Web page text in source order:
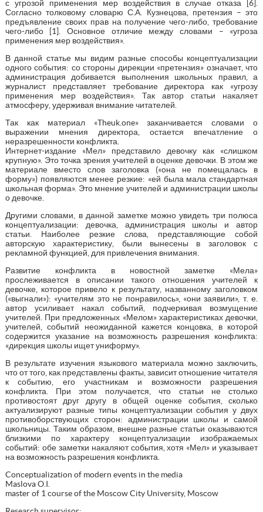
с угрозой применения мер воздействия в случае отказа [6].
Согласно толковому словарю С.А. Кузнецова, претензия – это
предъявление своих прав на получение чего-либо, требование
чего-либо [1]. Основное отличие между словами – «угроза
применения мер воздействия».
В данной статье мы видим разные способы концептуализации
одного события: со стороны дирекции «претензия» означает, что
администрация добивается выполнения школьных правил, а
журналист представляет требование директора как «угрозу
применения мер воздействия». Так автор статьи накаляет
атмосферу, удерживая внимание читателей.
Так как материал «Theuk.one» заканчивается словами о
выражении мнения директора, остается впечатление о
неразрешенности конфликта.
Интернет-издание «Мел» представило девочку как «слишком
крупную». Это точка зрения учителей в оценке девочки. В этом же
материале вместо слов заголовка («она не помещалась в
форму») появляются менее резкие: «ей была мала стандартная
школьная форма». Это мнение учителей и администрации школы
о девочке.
Другими словами, в данной заметке можно увидеть три полюса
концептуализации: девочка, администрация школы и автор
статьи. Наиболее резкие слова, представляющие собой
авторскую характеристику, были вынесены в заголовок с
рекламной функцией, для привлечения внимания.
Развитие конфликта в новостной заметке «Мела»
прослеживается в описании такого отношения учителей к
девочке, которое привело к результату, названному заголовком
(«выгнали»): «учителям это не понравилось», «они заявили», т. е.
автор усиливает накал событий, подчеркивая возмущение
учителей. При предложенных «Мелом» характеристиках девочки,
учителей, событий неожиданной кажется концовка, в которой
содержится указание на возможность разрешения конфликта:
«дирекция школы ищет униформу».
В результате изучения языкового материала можно заключить,
что от того, как представлены факты, зависит отношение читателя
к событию, его участникам и возможности разрешения
конфликта. При этом получается, что статьи не столько
противостоят друг другу в общей оценке события, сколько
актуализируют разные типы концептуализации события у двух
противоборствующих сторон: администрации школы и самой
школьницы. Таким образом, внешне разные статьи оказываются
близкими по характеру концептуализации изображаемых
событий: обе заметки накаляют события, хотя «Мел» и указывает
на возможность разрешения конфликта.
Conceptualization of modern events in the media
Maslova O.I.
master of 1 course of the Moscow City University, Moscow